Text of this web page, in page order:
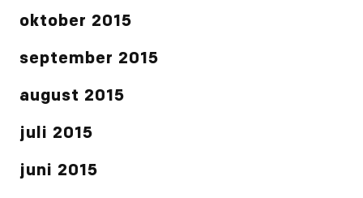
oktober 2015
september 2015
august 2015
juli 2015
juni 2015